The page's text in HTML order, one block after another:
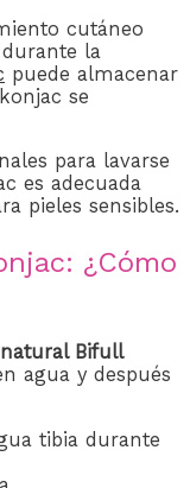
cutáneo
la
puede almacenar
se
para lavarse
es adecuada
pieles sensibles.
¿Cómo
Bifull
agua y después
tibia durante